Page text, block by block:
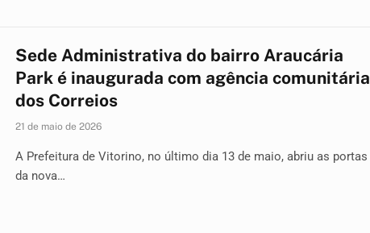
Sede Administrativa do bairro Araucária
Park é inaugurada com agência comunitária
dos Correios
21 de maio de 2026
A Prefeitura de Vitorino, no último dia 13 de maio, abriu as portas
da nova…